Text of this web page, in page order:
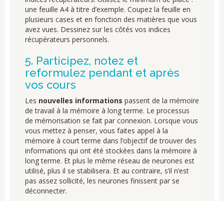
une feuille A4 à titre d’exemple. Coupez la feuille en
plusieurs cases et en fonction des matières que vous
avez vues. Dessinez sur les côtés vos indices
récupérateurs personnels.
5. Participez, notez et
reformulez pendant et après
vos cours
Les nouvelles informations passent de la mémoire
de travail à la mémoire à long terme. Le processus
de mémorisation se fait par connexion. Lorsque vous
vous mettez à penser, vous faites appel à la
mémoire à court terme dans l’objectif de trouver des
informations qui ont été stockées dans la mémoire à
long terme. Et plus le même réseau de neurones est
utilisé, plus il se stabilisera. Et au contraire, s’il n’est
pas assez sollicité, les neurones finissent par se
déconnecter.